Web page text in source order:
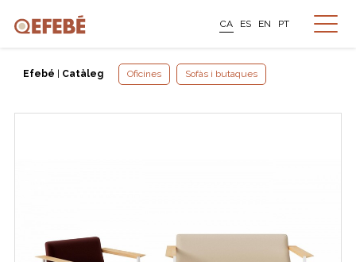
CA ES EN PT
Efebé Catàleg Oficines Sofàs i butaques